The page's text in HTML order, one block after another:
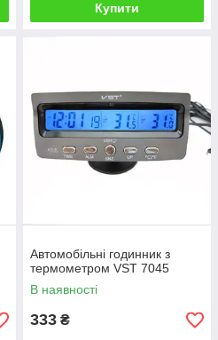
Купити
Автомобільні годинник з
термометром VST 7045
В наявності
333 ₴